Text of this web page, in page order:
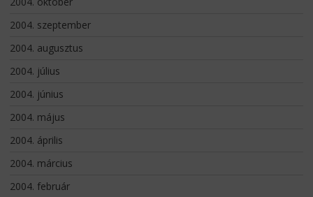
2004. szeptember
2004. augusztus
2004. július
2004. június
2004. május
2004. április
2004. március
2004. február